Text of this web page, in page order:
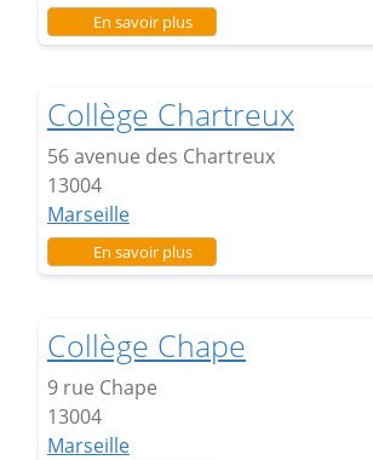
En savoir plussur Collège Anatole France
Collège Chartreux
56 avenue des Chartreux
13004
Marseille
En savoir plussur Collège Chartreux
Collège Chape
9 rue Chape
13004
Marseille